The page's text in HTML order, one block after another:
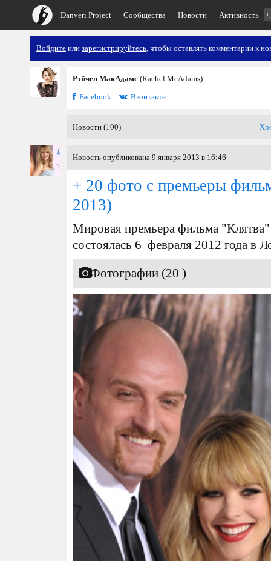
Danveri Project Сообщества Новости Активность
Войдите или зарегистрируйтесь, чтобы оставлять комментарии к
Рэйчел МакАдамс (Rachel McAdams)
Facebook
Вконтакте
Новости (100)
Новость опубликована 9 января 2013 в 16:46
+ 20 фото с премьеры
2013)
Мировая премьера фильма
состоялась 6 февраля 2012 года в
Фотографии (20 )